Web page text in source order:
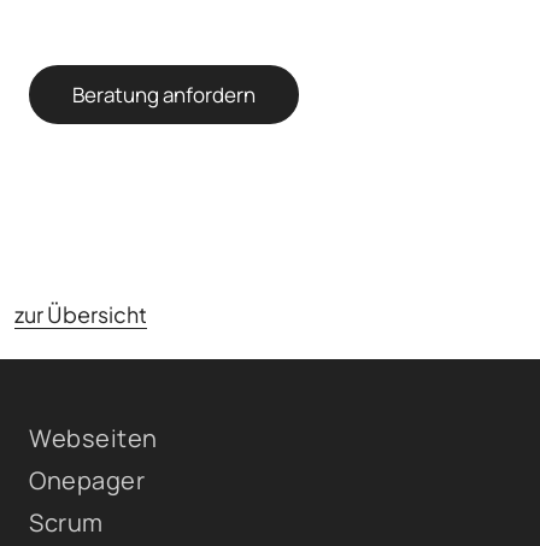
Beratung anfordern
zur Übersicht
Webseiten
Onepager
Scrum